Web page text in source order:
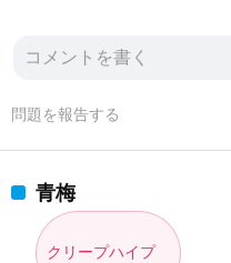
問題を報告する
青梅
クリープハイプ